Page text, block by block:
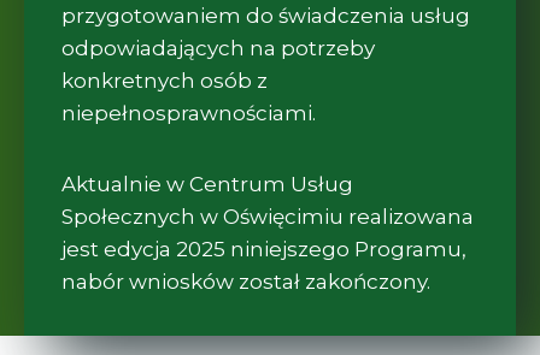
przygotowaniem do świadczenia usług
odpowiadających na potrzeby
konkretnych osób z
niepełnosprawnościami.
Aktualnie w Centrum Usług
Społecznych w Oświęcimiu realizowana
jest edycja 2025 niniejszego Programu,
nabór wniosków został zakończony.